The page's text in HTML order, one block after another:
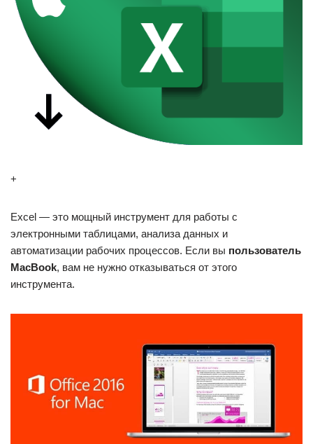
+
Excel — это мощный инструмент для работы с
электронными таблицами, анализа данных и
автоматизации рабочих процессов. Если вы пользователь
MacBook, вам не нужно отказываться от этого
инструмента.